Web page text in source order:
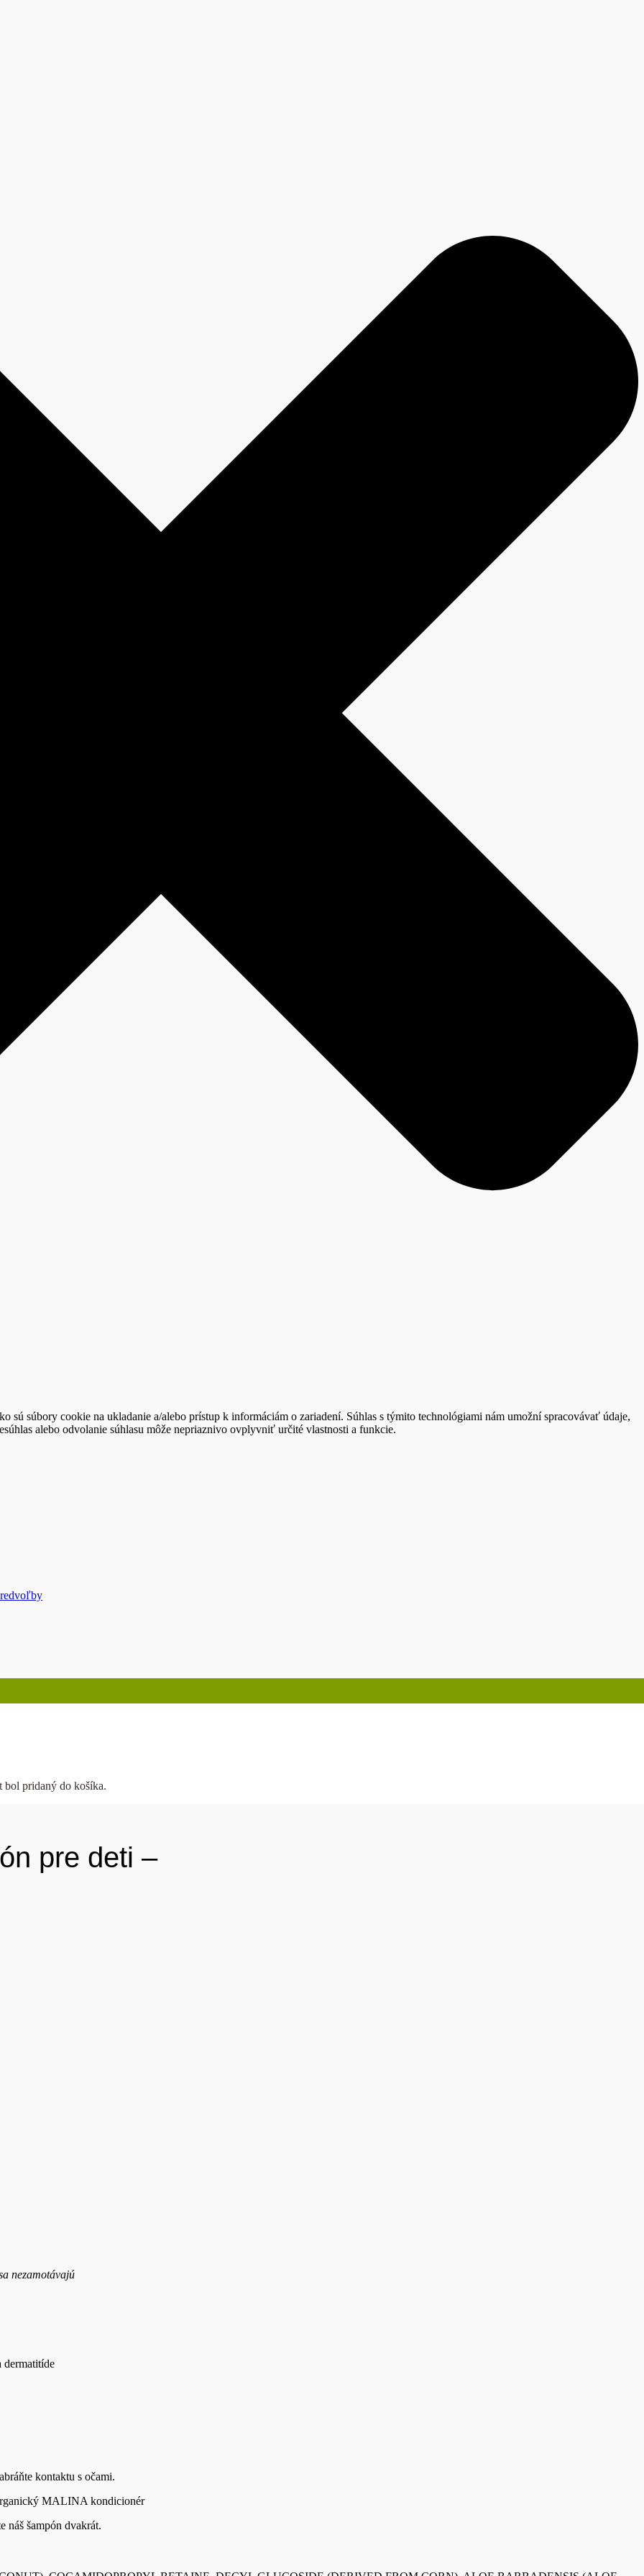
sú súbory cookie na ukladanie a/alebo prístup k informáciám o zariadení. Súhlas s týmito technológiami nám umožní spracovávať údaje,
alebo odvolanie súhlasu môže nepriaznivo ovplyvniť určité vlastnosti a funkcie.
bol pridaný do košíka.
pre deti –
nezamotávajú
dermatitíde
kontaktu s očami.
MALINA kondicionér
náš šampón dvakrát.